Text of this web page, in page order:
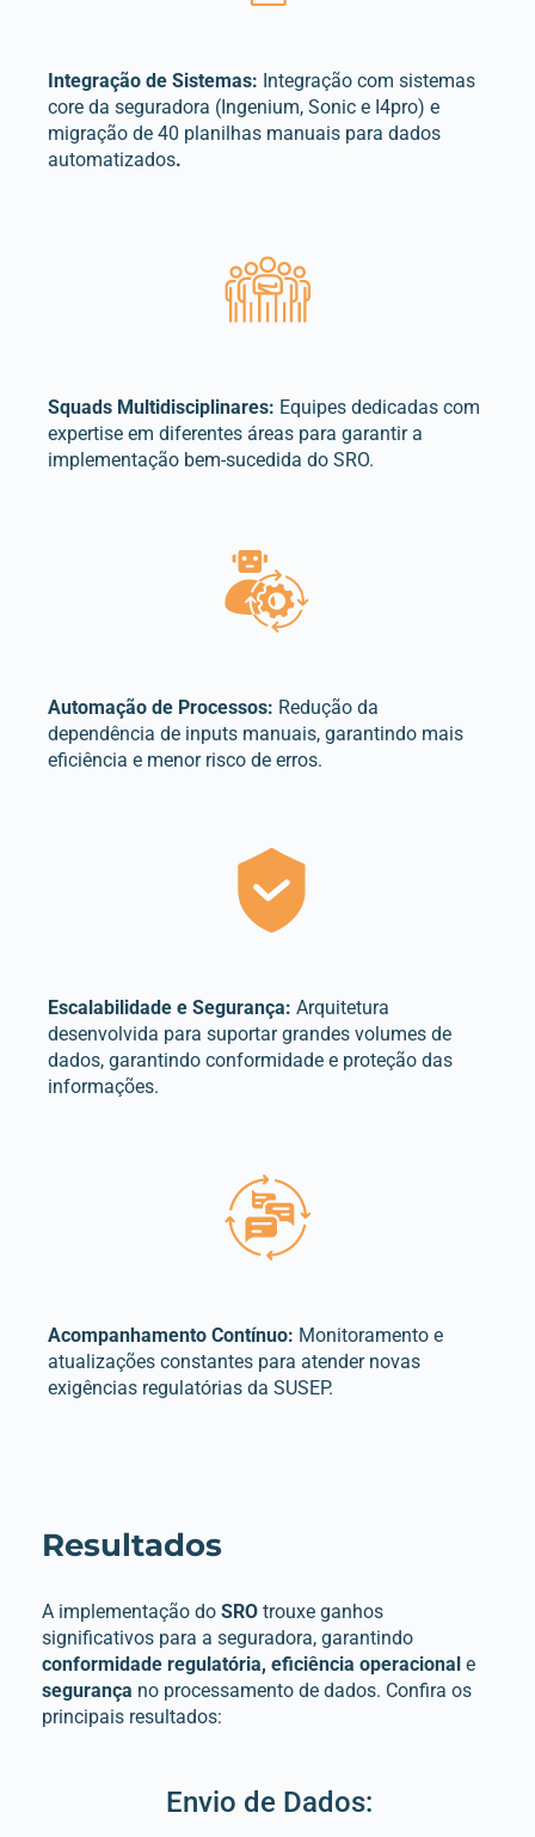
Integração de Sistemas: Integração com sistemas
core da seguradora (Ingenium, Sonic e I4pro) e
migração de 40 planilhas manuais para dados
automatizados.
Squads Multidisciplinares: Equipes dedicadas com
expertise em diferentes áreas para garantir a
implementação bem-sucedida do SRO.
Automação de Processos: Redução da
dependência de inputs manuais, garantindo mais
eficiência e menor risco de erros.
Escalabilidade e Segurança: Arquitetura
desenvolvida para suportar grandes volumes de
dados, garantindo conformidade e proteção das
informações.
Acompanhamento Contínuo: Monitoramento e
atualizações constantes para atender novas
exigências regulatórias da SUSEP.
Resultados
A implementação do SRO trouxe ganhos
significativos para a seguradora, garantindo
conformidade regulatória, eficiência operacional e
segurança no processamento de dados. Confira os
principais resultados:
Envio de Dados: